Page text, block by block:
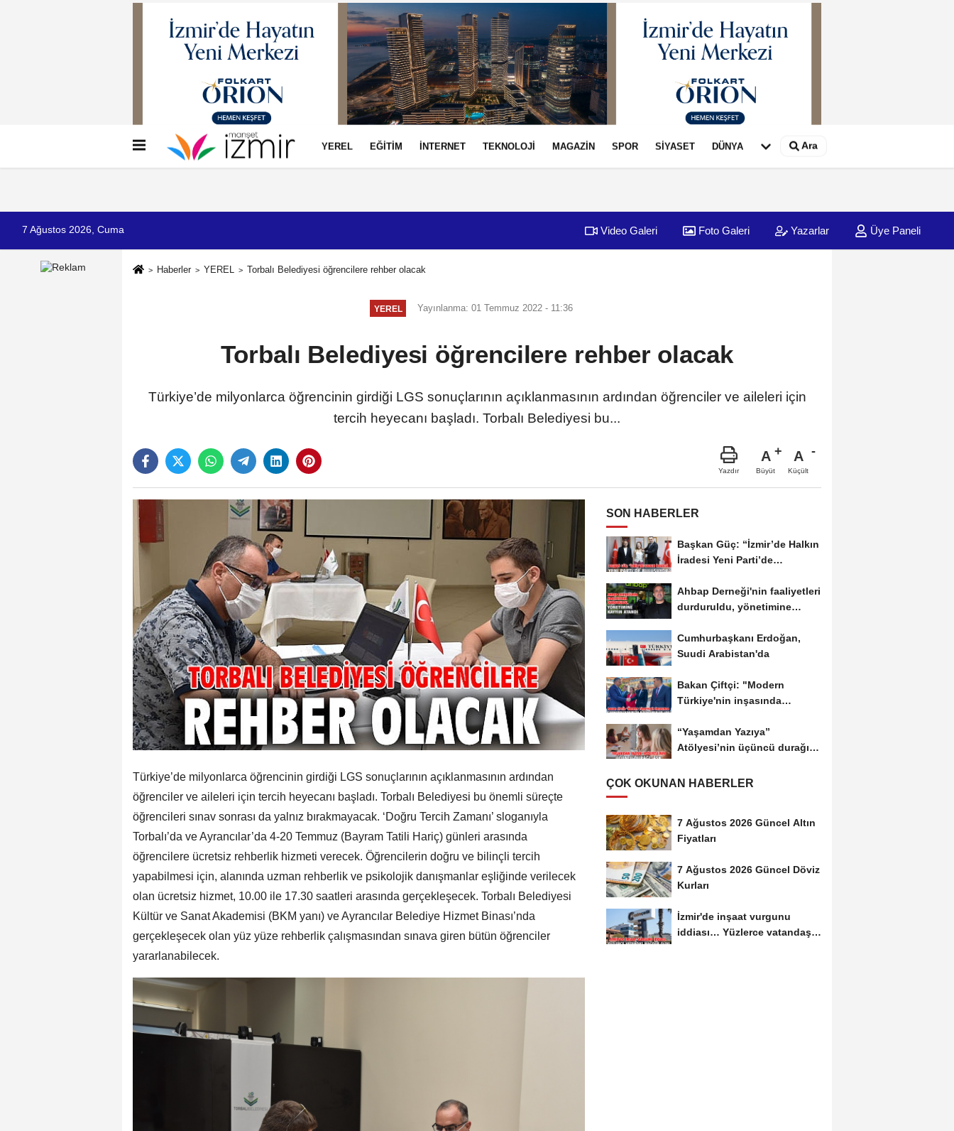
İletişim Çerez Politikası
YEREL EĞİTİM İNTERNET TEKNOLOJİ MAGAZİN SPOR SİYASET DÜNYA Ara
7 Ağustos 2026, Cuma Video Galeri Foto Galeri Yazarlar Üye Paneli
Haberler YEREL Torbalı Belediyesi öğrencilere rehber olacak
YEREL Yayınlanma: 01 Temmuz 2022 - 11:36
Torbalı Belediyesi öğrencilere rehber olacak
Türkiye’de milyonlarca öğrencinin girdiği LGS sonuçlarının açıklanmasının ardından öğrenciler ve aileleri için
tercih heyecanı başladı. Torbalı Belediyesi bu...
Yazdır
A
Büyüt
A
Küçült
Türkiye’de milyonlarca öğrencinin girdiği LGS sonuçlarının açıklanmasının ardından
öğrenciler ve aileleri için tercih heyecanı başladı. Torbalı Belediyesi bu önemli süreçte
öğrencileri sınav sonrası da yalnız bırakmayacak. ‘Doğru Tercih Zamanı’ sloganıyla
Torbalı’da ve Ayrancılar’da 4-20 Temmuz (Bayram Tatili Hariç) günleri arasında
öğrencilere ücretsiz rehberlik hizmeti verecek. Öğrencilerin doğru ve bilinçli tercih
yapabilmesi için, alanında uzman rehberlik ve psikolojik danışmanlar eşliğinde verilecek
olan ücretsiz hizmet, 10.00 ile 17.30 saatleri arasında gerçekleşecek. Torbalı Belediyesi
Kültür ve Sanat Akademisi (BKM yanı) ve Ayrancılar Belediye Hizmet Binası’nda
gerçekleşecek olan yüz yüze rehberlik çalışmasından sınava giren bütün öğrenciler
yararlanabilecek.
SON HABERLER
Başkan Güç: “İzmir’de Halkın
İradesi Yeni Parti’de
Ahbap Derneği'nin faaliyetleri
durduruldu, yönetimine
Cumhurbaşkanı Erdoğan,
Suudi Arabistan'da
Bakan Çiftçi: "Modern
Türkiye'nin inşasında
“Yaşamdan Yazıya”
Atölyesi’nin üçüncü durağı;
ÇOK OKUNAN HABERLER
7 Ağustos 2026 Güncel Altın
Fiyatları
7 Ağustos 2026 Güncel Döviz
Kurları
İzmir'de inşaat vurgunu
iddiası… Yüzlerce vatandaş